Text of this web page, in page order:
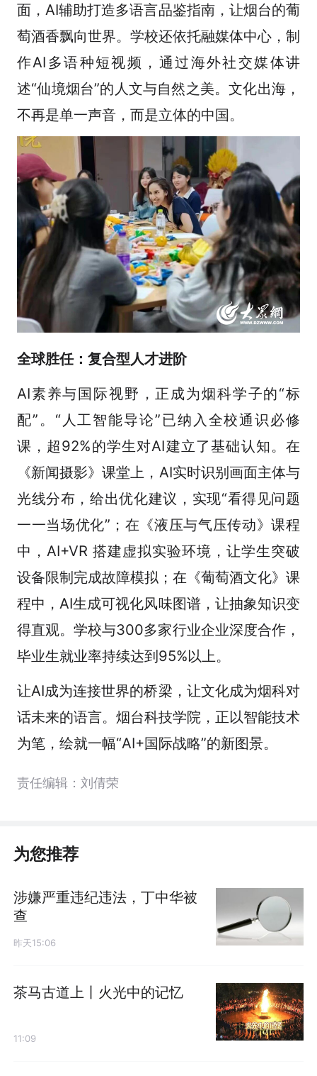
面，AI辅助打造多语言品鉴指南，让烟台的葡
萄酒香飘向世界。学校还依托融媒体中心，制
作AI多语种短视频，通过海外社交媒体讲
述“仙境烟台”的人文与自然之美。文化出海，
不再是单一声音，而是立体的中国。
全球胜任：复合型人才进阶
AI素养与国际视野，正成为烟科学子的“标
配”。“人工智能导论”已纳入全校通识必修
课，超92%的学生对AI建立了基础认知。在
《新闻摄影》课堂上，AI实时识别画面主体与
光线分布，给出优化建议，实现“看得见问题
一一当场优化”；在《液压与气压传动》课程
中，AI+VR 搭建虚拟实验环境，让学生突破
设备限制完成故障模拟；在《葡萄酒文化》课
程中，AI生成可视化风味图谱，让抽象知识变
得直观。学校与300多家行业企业深度合作，
毕业生就业率持续达到95%以上。
让AI成为连接世界的桥梁，让文化成为烟科对
话未来的语言。烟台科技学院，正以智能技术
为笔，绘就一幅“AI+国际战略”的新图景。
责任编辑：刘倩荣
为您推荐
涉嫌严重违纪违法，丁中华被
查
昨天15:06
茶马古道上丨火光中的记忆
11:09